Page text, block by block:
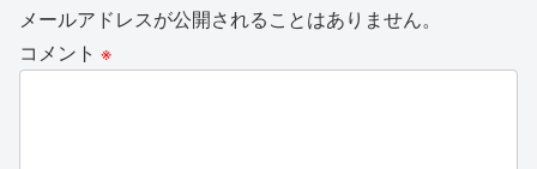
メールアドレスが公開されることはありません。
コメント ※